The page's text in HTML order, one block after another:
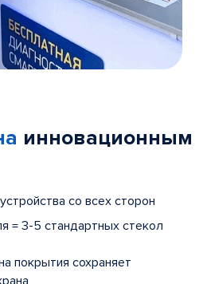
инновационным
со всех сторон
= 3-5 стандартных стекол
покрытия сохраняет